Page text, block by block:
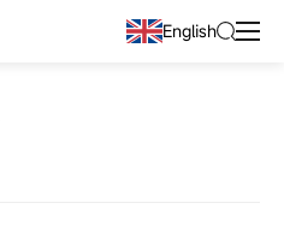
English